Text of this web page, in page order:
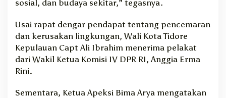
sosial, dan budaya sekitar,” tegasnya.
Usai rapat dengar pendapat tentang pencemaran
dan kerusakan lingkungan, Wali Kota Tidore
Kepulauan Capt Ali Ibrahim menerima pelakat
dari Wakil Ketua Komisi IV DPR RI, Anggia Erma
Rini.
Sementara, Ketua Apeksi Bima Arya mengatakan